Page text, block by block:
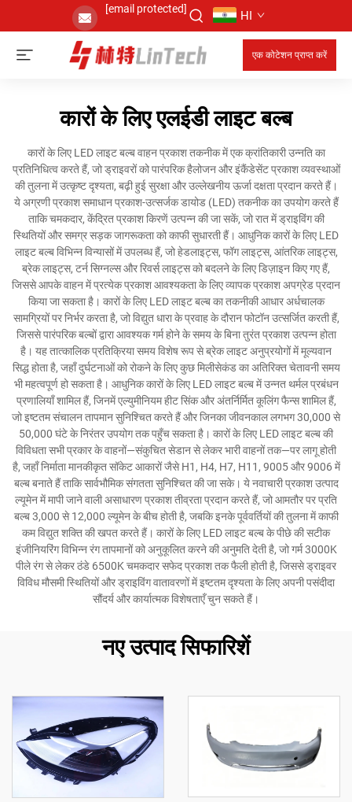
[email protected] HI
एक कोटेशन प्राप्त करें
कारों के लिए एलईडी लाइट बल्ब
कारों के लिए LED लाइट बल्ब वाहन प्रकाश तकनीक में एक क्रांतिकारी उन्नति का
प्रतिनिधित्व करते हैं, जो ड्राइवरों को पारंपरिक हैलोजन और इंकैंडेसेंट प्रकाश व्यवस्थाओं
की तुलना में उत्कृष्ट दृश्यता, बढ़ी हुई सुरक्षा और उल्लेखनीय ऊर्जा दक्षता प्रदान करते हैं।
ये अग्रणी प्रकाश समाधान प्रकाश-उत्सर्जक डायोड (LED) तकनीक का उपयोग करते हैं
ताकि चमकदार, केंद्रित प्रकाश किरणें उत्पन्न की जा सकें, जो रात में ड्राइविंग की
स्थितियों और समग्र सड़क जागरूकता को काफी सुधारती हैं। आधुनिक कारों के लिए LED
लाइट बल्ब विभिन्न विन्यासों में उपलब्ध हैं, जो हेडलाइट्स, फॉग लाइट्स, आंतरिक लाइट्स,
ब्रेक लाइट्स, टर्न सिग्नल्स और रिवर्स लाइट्स को बदलने के लिए डिज़ाइन किए गए हैं,
जिससे आपके वाहन में प्रत्येक प्रकाश आवश्यकता के लिए व्यापक प्रकाश अपग्रेड प्रदान
किया जा सकता है। कारों के लिए LED लाइट बल्ब का तकनीकी आधार अर्धचालक
सामग्रियों पर निर्भर करता है, जो विद्युत धारा के प्रवाह के दौरान फोटॉन उत्सर्जित करती हैं,
जिससे पारंपरिक बल्बों द्वारा आवश्यक गर्म होने के समय के बिना तुरंत प्रकाश उत्पन्न होता
है। यह तात्कालिक प्रतिक्रिया समय विशेष रूप से ब्रेक लाइट अनुप्रयोगों में मूल्यवान
सिद्ध होता है, जहाँ दुर्घटनाओं को रोकने के लिए कुछ मिलीसेकंड का अतिरिक्त चेतावनी समय
भी महत्वपूर्ण हो सकता है। आधुनिक कारों के लिए LED लाइट बल्ब में उन्नत थर्मल प्रबंधन
प्रणालियाँ शामिल हैं, जिनमें एल्युमीनियम हीट सिंक और अंतर्निर्मित कूलिंग फैन्स शामिल हैं,
जो इष्टतम संचालन तापमान सुनिश्चित करते हैं और जिनका जीवनकाल लगभग 30,000 से
50,000 घंटे के निरंतर उपयोग तक पहुँच सकता है। कारों के लिए LED लाइट बल्ब की
विविधता सभी प्रकार के वाहनों—संकुचित सेडान से लेकर भारी वाहनों तक—पर लागू होती
है, जहाँ निर्माता मानकीकृत सॉकेट आकारों जैसे H1, H4, H7, H11, 9005 और 9006 में
बल्ब बनाते हैं ताकि सार्वभौमिक संगतता सुनिश्चित की जा सके। ये नवाचारी प्रकाश उत्पाद
ल्यूमेन में मापी जाने वाली असाधारण प्रकाश तीव्रता प्रदान करते हैं, जो आमतौर पर प्रति
बल्ब 3,000 से 12,000 ल्यूमेन के बीच होती है, जबकि इनके पूर्ववर्तियों की तुलना में काफी
कम विद्युत शक्ति की खपत करते हैं। कारों के लिए LED लाइट बल्ब के पीछे की सटीक
इंजीनियरिंग विभिन्न रंग तापमानों को अनुकूलित करने की अनुमति देती है, जो गर्म 3000K
पीले रंग से लेकर ठंडे 6500K चमकदार सफेद प्रकाश तक फैली होती है, जिससे ड्राइवर
विविध मौसमी स्थितियों और ड्राइविंग वातावरणों में इष्टतम दृश्यता के लिए अपनी पसंदीदा
सौंदर्य और कार्यात्मक विशेषताएँ चुन सकते हैं।
नए उत्पाद सिफारिशें